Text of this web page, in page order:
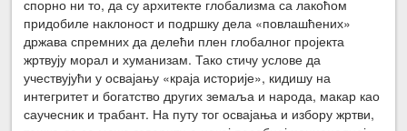
спорно ни то, да су архитекте глобализма са лакоћом
придобиле наклоност и подршку дела «повлашћених»
држава спремних да делећи плен глобалног пројекта
жртвују морал и хуманизам. Тако стичу услове да
учествујући у освајању «краја историје», кидишу на
интегритет и богатство других земаља и народа, макар као
саучесник и трабант. На путу тог освајања и избору жртви,